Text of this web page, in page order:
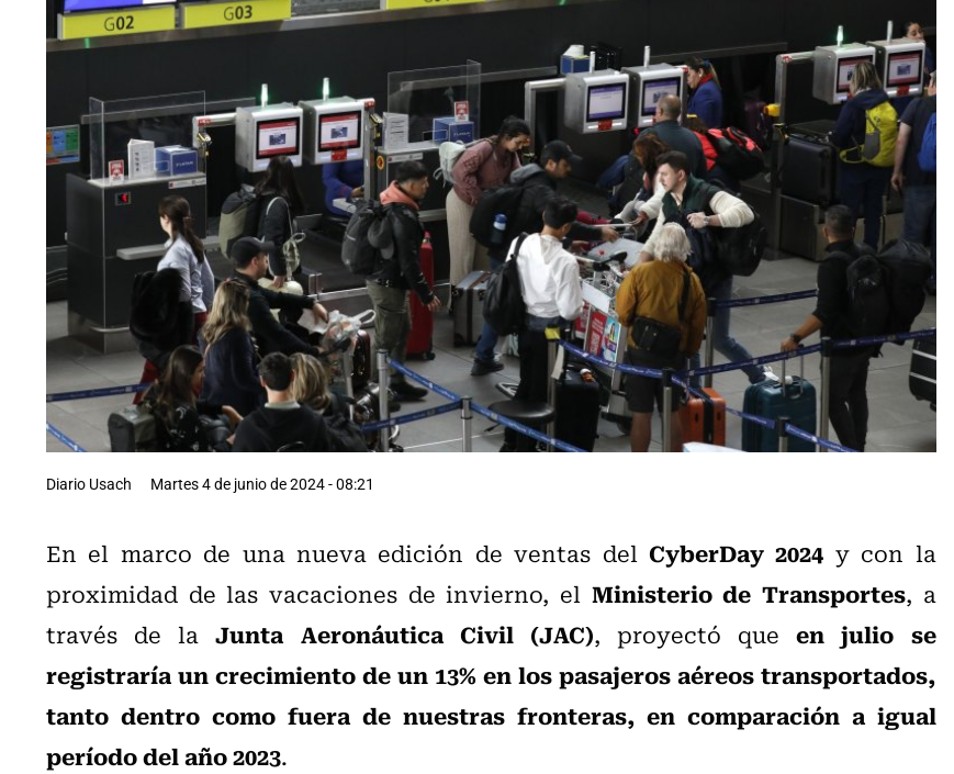
Diario Usach Martes 4 de junio de 2024 - 08:21
En el marco de una nueva edición de ventas del CyberDay 2024 y con la
proximidad de las vacaciones de invierno, el Ministerio de Transportes, a
través de laJunta Aeronáutica Civil (JAC), proyectó queen julio se
registraría un crecimiento de un 13% en los pasajeros aéreos transportados,
tanto dentro como fuera de nuestras fronteras, en comparación a igual
período del año 2023.